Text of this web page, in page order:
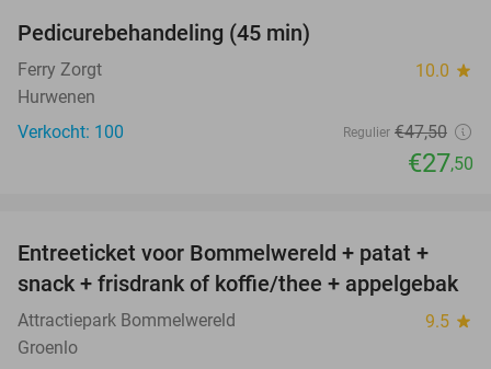
OUT
Pedicurebehandeling (45 min)
Ferry Zorgt 10.0 star
Hurwenen
Verkocht: 100
Regulier €47,50
€27,50
23%
Entreeticket voor Bommelwereld + patat +
snack + frisdrank of koffie/thee + appelgebak
Attractiepark Bommelwereld 9.5 star
Groenlo